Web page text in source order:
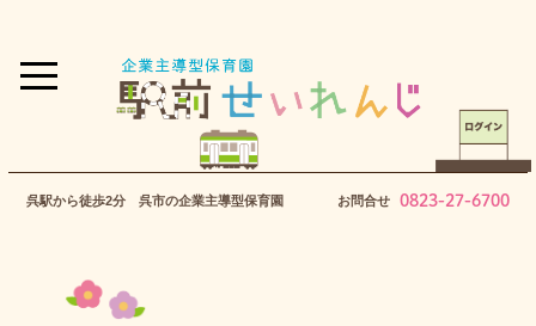
呉駅から徒歩2分 呉市の企業主導型保育園 お問合せ 0823-27-6700